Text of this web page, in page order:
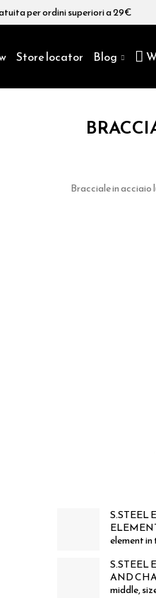
per ordini superiori a 29€
Store locator Blog
Bracciale in acciaio
S.STEEL
element in
S.STEEL
AND
middle,